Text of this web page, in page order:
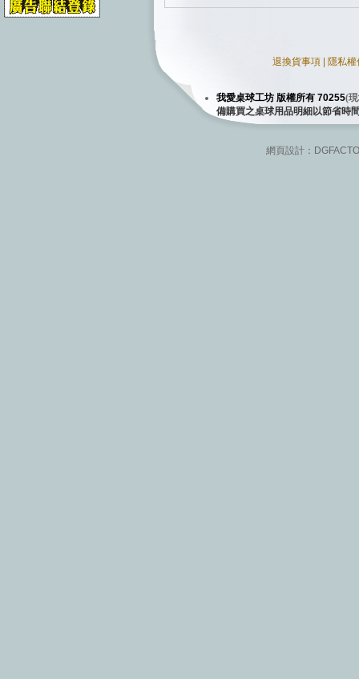
退換貨事項 隱私
我愛桌球工坊 版權所有 70255(
備購買之桌球用品明細以節省時
網頁設計：